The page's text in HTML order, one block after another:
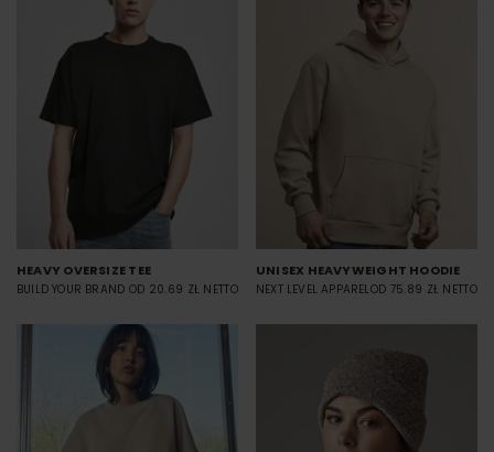
HEAVY OVERSIZE TEE
BUILD YOUR BRAND OD 20.69 ZŁ NETTO
UNISEX HEAVYWEIGHT HOODIE
NEXT LEVEL APPARELOD 75.89 ZŁ NETTO